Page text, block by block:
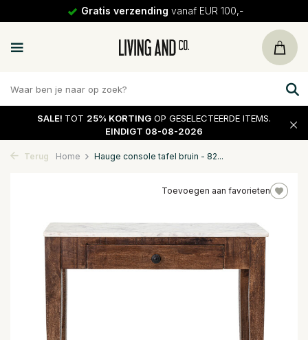
Gratis verzending vanaf EUR 100,-
SALE! TOT 25% KORTING OP GESELECTEERDE ITEMS.
EINDIGT 08-08-2026
Terug Home Hauge console tafel bruin - 82...
Toevoegen aan favorieten